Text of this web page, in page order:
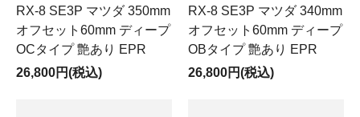
RX-8 SE3P マツダ 350mm
オフセット60mm ディープ
OCタイプ 艶あり EPR
26,800円(税込)
RX-8 SE3P マツダ 340mm
オフセット60mm ディープ
OBタイプ 艶あり EPR
26,800円(税込)